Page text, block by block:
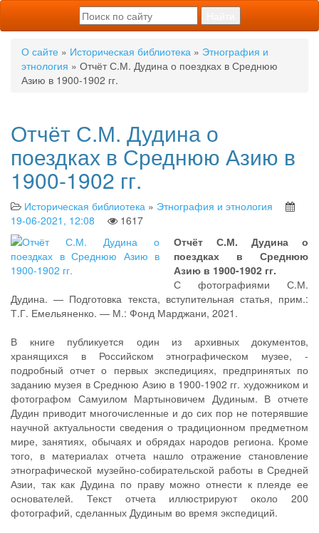
О сайте » Историческая библиотека » Этнография и
этнология » Отчёт С.М. Дудина о поездках в Среднюю
Азию в 1900-1902 гг.
Отчёт С.М. Дудина о
поездках в Среднюю Азию в
1900-1902 гг.
Историческая библиотека » Этнография и этнология
19-06-2021, 12:08
1617
Отчёт С.М. Дудина о
поездках в Среднюю
Азию в 1900-1902 гг.
С фотографиями С.М.
Дудина. — Подготовка текста, вступительная статья, прим.:
Т.Г. Емельяненко. — М.: Фонд Марджани, 2021.
В книге публикуется один из архивных документов,
хранящихся в Российском этнографическом музее, -
подробный отчет о первых экспедициях, предпринятых по
заданию музея в Среднюю Азию в 1900-1902 гг. художником и
фотографом Самуилом Мартыновичем Дудиным. В отчете
Дудин приводит многочисленные и до сих пор не потерявшие
научной актуальности сведения о традиционном предметном
мире, занятиях, обычаях и обрядах народов региона. Кроме
того, в материалах отчета нашло отражение становление
этнографической музейно-собирательской работы в Средней
Азии, так как Дудина по праву можно отнести к плеяде ее
основателей. Текст отчета иллюстрируют около 200
фотографий, сделанных Дудиным во время экспедиций.